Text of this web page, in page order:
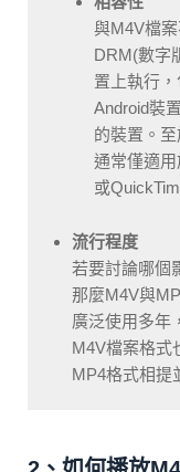
與M4V檔
DRM(數字
置上執行
Android裝
的裝置。
通常僅適
或
流行程度
若要討論哪個
那麼M4V與
廣泛使用多年
M4V檔案格式
MP4格式相提